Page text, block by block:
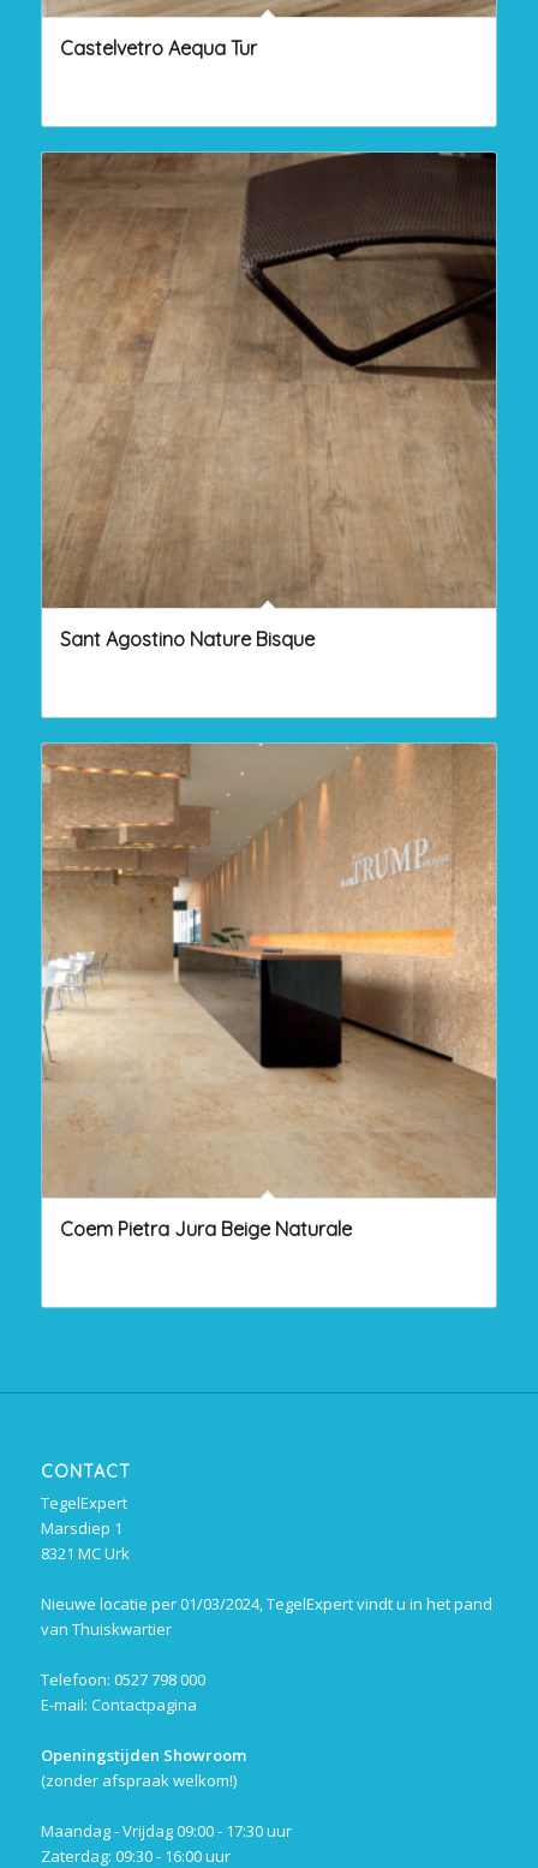
Castelvetro Aequa Tur
Sant Agostino Nature Bisque
Coem Pietra Jura Beige Naturale
CONTACT
TegelExpert
Marsdiep 1
8321 MC Urk
Nieuwe locatie per 01/03/2024, TegelExpert vindt u in het pand
van Thuiskwartier
Telefoon: 0527 798 000
E-mail: Contactpagina
Openingstijden Showroom
(zonder afspraak welkom!)
Maandag - Vrijdag 09:00 - 17:30 uur
Zaterdag: 09:30 - 16:00 uur